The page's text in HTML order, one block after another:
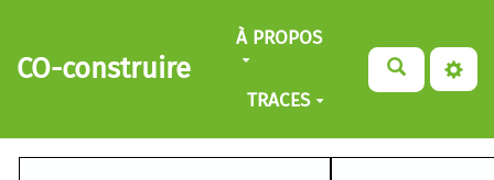
Aller au contenu principal
CO-construire
À PROPOS
TRACES